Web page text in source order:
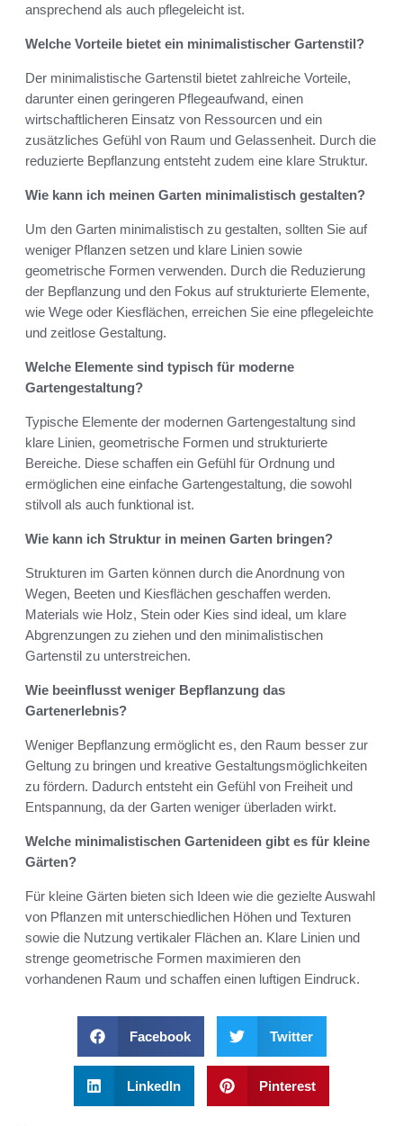
ansprechend als auch pflegeleicht ist.
Welche Vorteile bietet ein minimalistischer Gartenstil?
Der minimalistische Gartenstil bietet zahlreiche Vorteile,
darunter einen geringeren Pflegeaufwand, einen
wirtschaftlicheren Einsatz von Ressourcen und ein
zusätzliches Gefühl von Raum und Gelassenheit. Durch die
reduzierte Bepflanzung entsteht zudem eine klare Struktur.
Wie kann ich meinen Garten minimalistisch gestalten?
Um den Garten minimalistisch zu gestalten, sollten Sie auf
weniger Pflanzen setzen und klare Linien sowie
geometrische Formen verwenden. Durch die Reduzierung
der Bepflanzung und den Fokus auf strukturierte Elemente,
wie Wege oder Kiesflächen, erreichen Sie eine pflegeleichte
und zeitlose Gestaltung.
Welche Elemente sind typisch für moderne
Gartengestaltung?
Typische Elemente der modernen Gartengestaltung sind
klare Linien, geometrische Formen und strukturierte
Bereiche. Diese schaffen ein Gefühl für Ordnung und
ermöglichen eine einfache Gartengestaltung, die sowohl
stilvoll als auch funktional ist.
Wie kann ich Struktur in meinen Garten bringen?
Strukturen im Garten können durch die Anordnung von
Wegen, Beeten und Kiesflächen geschaffen werden.
Materials wie Holz, Stein oder Kies sind ideal, um klare
Abgrenzungen zu ziehen und den minimalistischen
Gartenstil zu unterstreichen.
Wie beeinflusst weniger Bepflanzung das
Gartenerlebnis?
Weniger Bepflanzung ermöglicht es, den Raum besser zur
Geltung zu bringen und kreative Gestaltungsmöglichkeiten
zu fördern. Dadurch entsteht ein Gefühl von Freiheit und
Entspannung, da der Garten weniger überladen wirkt.
Welche minimalistischen Gartenideen gibt es für kleine
Gärten?
Für kleine Gärten bieten sich Ideen wie die gezielte Auswahl
von Pflanzen mit unterschiedlichen Höhen und Texturen
sowie die Nutzung vertikaler Flächen an. Klare Linien und
strenge geometrische Formen maximieren den
vorhandenen Raum und schaffen einen luftigen Eindruck.
Facebook Twitter
LinkedIn Pinterest